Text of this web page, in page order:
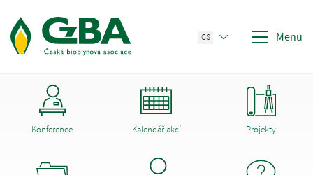
CS Menu
Konference Kalendář akcí Projekty